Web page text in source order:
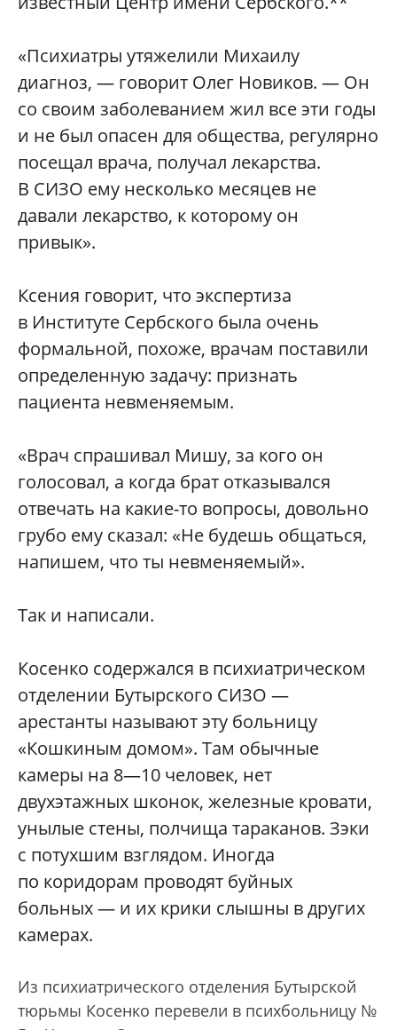
«Психиатры утяжелили Михаилу
диагноз, — говорит Олег Новиков. — Он
со своим заболеванием жил все эти годы
и не был опасен для общества, регулярно
посещал врача, получал лекарства.
В СИЗО ему несколько месяцев не
давали лекарство, к которому он
привык».
Ксения говорит, что экспертиза
в Институте Сербского была очень
формальной, похоже, врачам поставили
определенную задачу: признать
пациента невменяемым.
«Врач спрашивал Мишу, за кого он
голосовал, а когда брат отказывался
отвечать на какие-то вопросы, довольно
грубо ему сказал: «Не будешь общаться,
напишем, что ты невменяемый».
Так и написали.
Косенко содержался в психиатрическом
отделении Бутырского СИЗО —
арестанты называют эту больницу
«Кошкиным домом». Там обычные
камеры на 8—10 человек, нет
двухэтажных шконок, железные кровати,
унылые стены, полчища тараканов. Зэки
с потухшим взглядом. Иногда
по коридорам проводят буйных
больных — и их крики слышны в других
камерах.
Из психиатрического отделения Бутырской
тюрьмы Косенко перевели в психбольницу №